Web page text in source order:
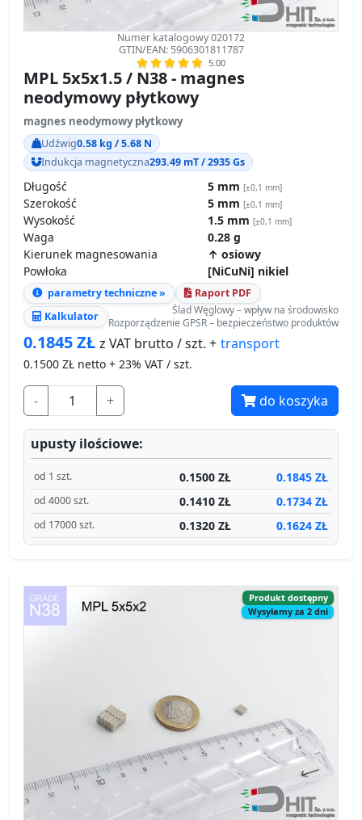
Numer katalogowy 020172
GTIN/EAN: 5906301811787
5.00
MPL 5x5x1.5 / N38 - magnes
neodymowy płytkowy
magnes neodymowy płytkowy
Udźwig0.58 kg / 5.68 N
Indukcja magnetyczna293.49 mT / 2935 Gs
Długość 5 mm [±0,1 mm]
Szerokość 5 mm [±0,1 mm]
Wysokość 1.5 mm [±0,1 mm]
Waga
0.28 g
Kierunek magnesowania
↑ osiowy
Powłoka
[NiCuNi] nikiel
parametry techniczne »
Raport PDF
Kalkulator
Ślad Węglowy – wpływ na środowisko
Rozporządzenie GPSR – bezpieczeństwo produktów
0.1845ZŁ z VAT brutto / szt. + transport
0.1500 ZŁ netto + 23% VAT / szt.
- + do koszyka
upusty ilościowe:
od 1 szt. 0.1500 ZŁ 0.1845 ZŁ
od 4000 szt. 0.1410 ZŁ 0.1734 ZŁ
od 17000 szt. 0.1320 ZŁ 0.1624 ZŁ
Produkt dostępny
Wysyłamy za 2 dni